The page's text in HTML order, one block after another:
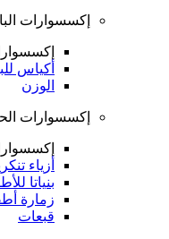
إكسسوارات
أكياس
الوزن
إكسسوارات
أزياء
بنياتا
زمارة
قبعات